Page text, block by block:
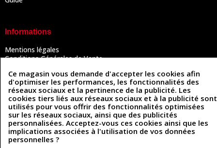
Informations
Mentions légales
Conditions Générales de Vente
Politique des cookies
Contactez-nous
Coordonnées
493 Chemin de Catougnac
81300 Graulhet
Ce magasin vous demande d'accepter les cookies afin
d'optimiser les performances, les fonctionnalités des
réseaux sociaux et la pertinence de la publicité. Les
cookies tiers liés aux réseaux sociaux et à la publicité sont
utilisés pour vous offrir des fonctionnalités optimisées
sur les réseaux sociaux, ainsi que des publicités
personnalisées. Acceptez-vous ces cookies ainsi que les
implications associées à l'utilisation de vos données
personnelles ?